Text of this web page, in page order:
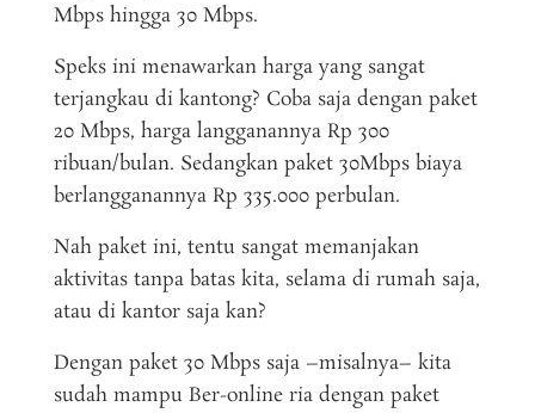
Mbps hingga 30 Mbps.
Speks ini menawarkan harga yang sangat
terjangkau di kantong? Coba saja dengan paket
20 Mbps, harga langganannya Rp 300
ribuan/bulan. Sedangkan paket 30Mbps biaya
berlangganannya Rp 335.000 perbulan.
Nah paket ini, tentu sangat memanjakan
aktivitas tanpa batas kita, selama di rumah saja,
atau di kantor saja kan?
Dengan paket 30 Mbps saja –misalnya– kita
sudah mampu Ber-online ria dengan paket